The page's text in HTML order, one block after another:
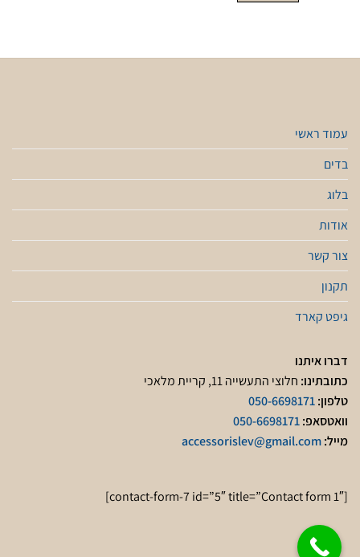
עמוד ראשי
בדים
בלוג
אודות
צור קשר
תקנון
גיפט קארד
דברו איתנו
כתובתינו: חלוצי התעשייה 11, קריית מלאכי
טלפון:050-6698171
וואטסאפ:050-6698171
מייל:accessorislev@gmail.com
[contact-form-7 id=”5″ title=”Contact form 1″]